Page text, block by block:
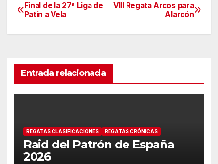
Navegación
de
VIII Regata Arcos para
Alarcón
Final de la 27ª Liga de
Patín a Vela
Entrada relacionada
REGATAS CLASIFICACIONES REGATAS CRÓNICAS
Raid del Patrón de España
2026